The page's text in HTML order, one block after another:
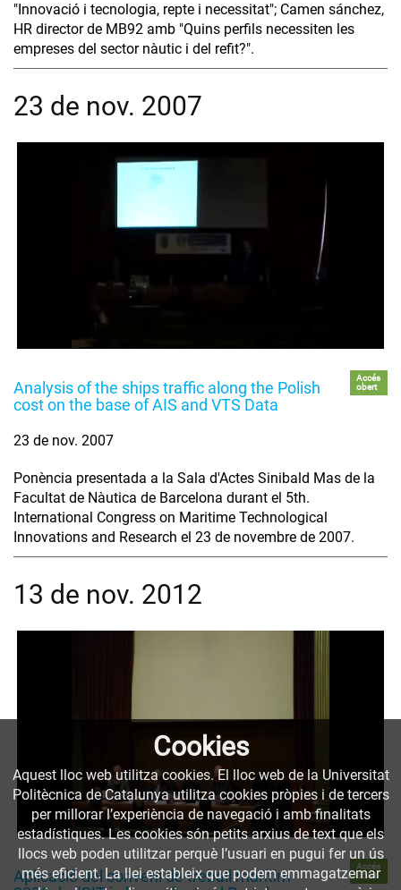
"Innovació i tecnologia, repte i necessitat"; Camen sánchez,
HR director de MB92 amb "Quins perfils necessiten les
empreses del sector nàutic i del refit?".
23 de nov. 2007
Analysis of the ships traffic along the Polish
cost on the base of AIS and VTS Data
Accés
obert
23 de nov. 2007
Ponència presentada a la Sala d'Actes Sinibald Mas de la
Facultat de Nàutica de Barcelona durant el 5th.
International Congress on Maritime Technological
Innovations and Research el 23 de novembre de 2007.
13 de nov. 2012
Aplicació del conveni de treball marítim
Accés
obert
Cookies
Aquest lloc web utilitza cookies. El lloc web de la Universitat
Politècnica de Catalunya utilitza cookies pròpies i de tercers
per millorar l’experiència de navegació i amb finalitats
estadístiques. Les cookies són petits arxius de text que els
llocs web poden utilitzar perquè l’usuari en pugui fer un ús
més eficient. La llei estableix que podem emmagatzemar